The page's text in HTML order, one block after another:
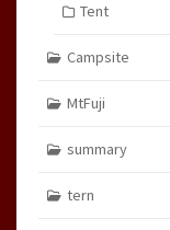
Tent
Campsite
MtFuji
summary
tern